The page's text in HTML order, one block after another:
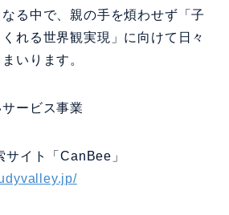
る中で、親の手を煩わせず「子
れる世界観実現」に向けて日々
いります。
ービス事業
イト「CanBee」